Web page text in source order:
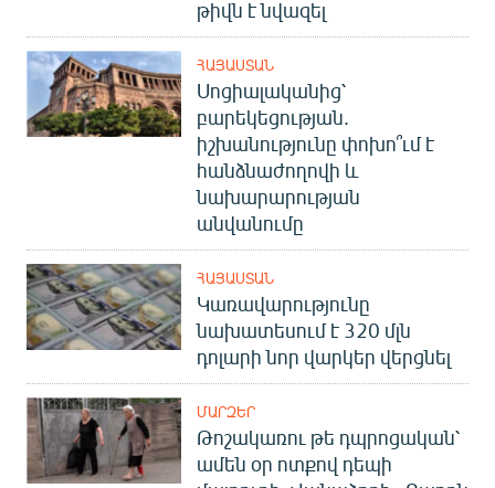
թիվն է նվազել
ՀԱՅԱՍՏԱՆ
Սոցիալականից՝
բարեկեցության.
իշխանությունը փոխո՞ւմ է
հանձնաժողովի և
նախարարության
անվանումը
ՀԱՅԱՍՏԱՆ
Կառավարությունը
նախատեսում է 320 մլն
դոլարի նոր վարկեր վերցնել
ՄԱՐԶԵՐ
Թոշակառու թե դպրոցական՝
ամեն օր ոտքով դեպի